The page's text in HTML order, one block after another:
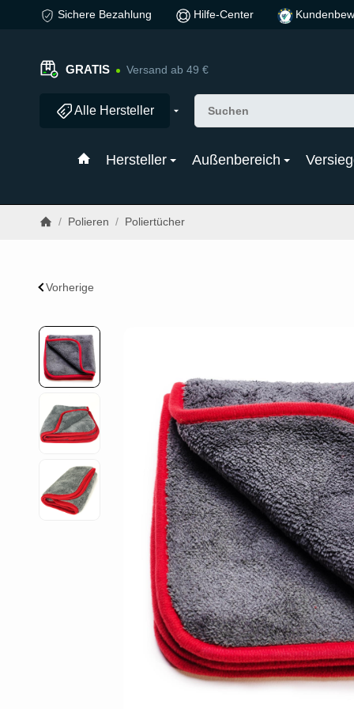
Sichere Bezahlung Hilfe-Center
GRATIS Versand ab 49 €
Alle Hersteller
Hersteller Außenbereich
/ Polieren / Poliertücher
Vorherige